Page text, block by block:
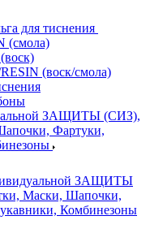
для тиснения
(смола)
(воск/смола)
ЗАЩИТЫ (СИЗ),
Фартуки,
ЗАЩИТЫ
Маски, Шапочки,
Комбинезоны